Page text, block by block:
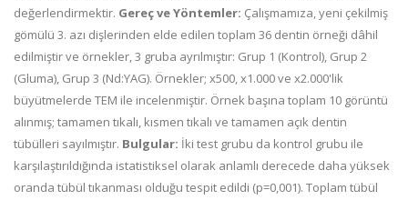
değerlendirmektir. Gereç ve Yöntemler: Çalışmamıza, yeni çekilmiş
gömülü 3. azı dişlerinden elde edilen toplam 36 dentin örneği dâhil
edilmiştir ve örnekler, 3 gruba ayrılmıştır: Grup 1 (Kontrol), Grup 2
(Gluma), Grup 3 (Nd:YAG). Örnekler; x500, x1.000 ve x2.000'lik
büyütmelerde TEM ile incelenmiştir. Örnek başına toplam 10 görüntü
alınmış; tamamen tıkalı, kısmen tıkalı ve tamamen açık dentin
tübülleri sayılmıştır. Bulgular: İki test grubu da kontrol grubu ile
karşılaştırıldığında istatistiksel olarak anlamlı derecede daha yüksek
oranda tübül tıkanması olduğu tespit edildi (p=0,001). Toplam tübül